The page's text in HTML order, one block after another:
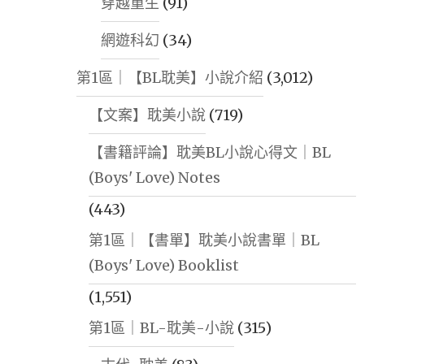
網遊科幻 (34)
第1區｜【BL耽美】小說介紹 (3,012)
【文案】耽美小說(719)
【書籍評論】耽美BL小說心得文｜BL
(Boys' Love) Notes
(443)
第1區｜【書單】耽美小說書單｜BL
(Boys' Love) Booklist
(1,551)
第1區｜BL-耽美-小說(315)